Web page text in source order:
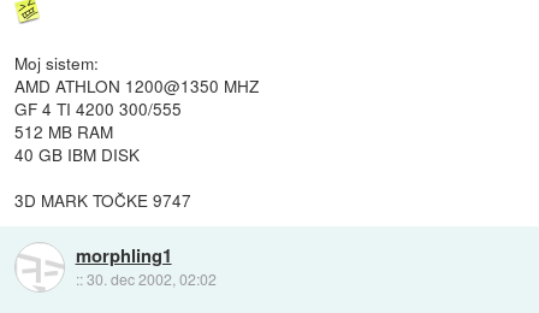
Moj sistem:
AMD ATHLON 1200@1350 MHZ
GF 4 TI 4200 300/555
512 MB RAM
40 GB IBM DISK
3D MARK TOČKE 9747
morphling1
::30. dec 2002, 02:02